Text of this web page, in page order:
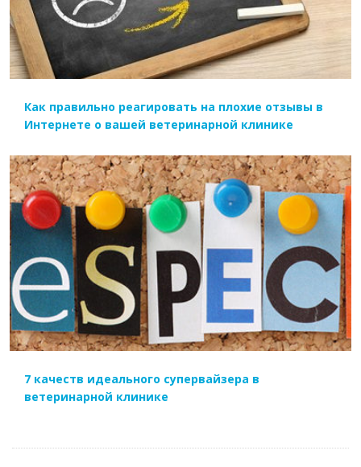
Как правильно реагировать на плохие отзывы в
Интернете о вашей ветеринарной клинике
ЧИТАТЬ ДАЛЕЕ
7 качеств идеального супервайзера в
ветеринарной клинике